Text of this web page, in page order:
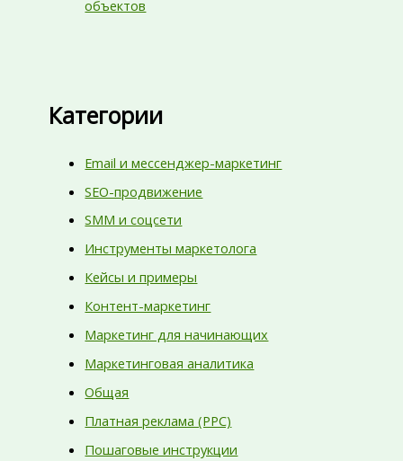
объектов
Категории
Email и мессенджер-маркетинг
SEO-продвижение
SMM и соцсети
Инструменты маркетолога
Кейсы и примеры
Контент-маркетинг
Маркетинг для начинающих
Маркетинговая аналитика
Общая
Платная реклама (PPC)
Пошаговые инструкции